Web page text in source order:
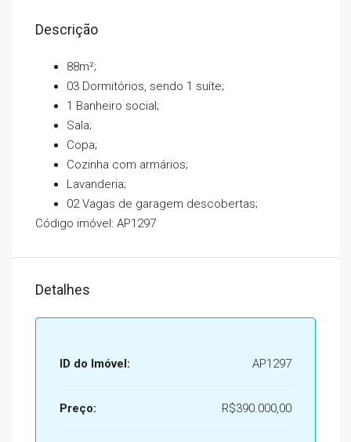
Descrição
88m²;
03 Dormitórios, sendo 1 suíte;
1 Banheiro social;
Sala;
Copa;
Cozinha com armários;
Lavanderia;
02 Vagas de garagem descobertas;
Código imóvel: AP1297
Detalhes
ID do Imóvel: AP1297
Preço: R$390.000,00